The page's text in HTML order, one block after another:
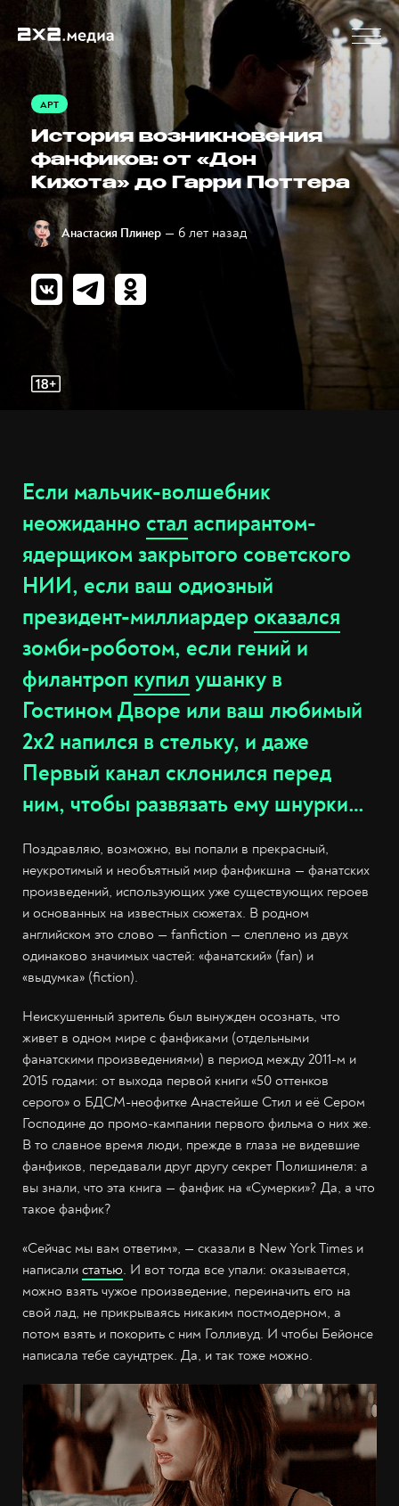
АРТ
История возникновения
фанфиков: от «Дон
Кихота» до Гарри Поттера
Анастасия Плинер — 6 лет назад
Если мальчик-волшебник
неожиданно стал аспирантом-
ядерщиком закрытого советского
НИИ, если ваш одиозный
президент-миллиардер оказался
зомби-роботом, если гений и
филантроп купил ушанку в
Гостином Дворе или ваш любимый
2x2 напился в стельку, и даже
Первый канал склонился перед
ним, чтобы развязать ему шнурки…
Поздравляю, возможно, вы попали в прекрасный,
неукротимый и необъятный мир фанфикшна — фанатских
произведений, использующих уже существующих героев
и основанных на известных сюжетах. В родном
английском это слово — fanfiction — слеплено из двух
одинаково значимых частей: «фанатский» (fan) и
«выдумка» (fiction).
Неискушенный зритель был вынужден осознать, что
живет в одном мире с фанфиками (отдельными
фанатскими произведениями) в период между 2011-м и
2015 годами: от выхода первой книги «50 оттенков
серого» о БДСМ-неофитке Анастейше Стил и её Сером
Господине до промо-кампании первого фильма о них же.
В то славное время люди, прежде в глаза не видевшие
фанфиков, передавали друг другу секрет Полишинеля: а
вы знали, что эта книга — фанфик на «Сумерки»? Да, а что
такое фанфик?
«Сейчас мы вам ответим», — сказали в New York Times и
написали статью. И вот тогда все упали: оказывается,
можно взять чужое произведение, переиначить его на
свой лад, не прикрываясь никаким постмодерном, а
потом взять и покорить с ним Голливуд. И чтобы Бейонсе
написала тебе саундтрек. Да, и так тоже можно.